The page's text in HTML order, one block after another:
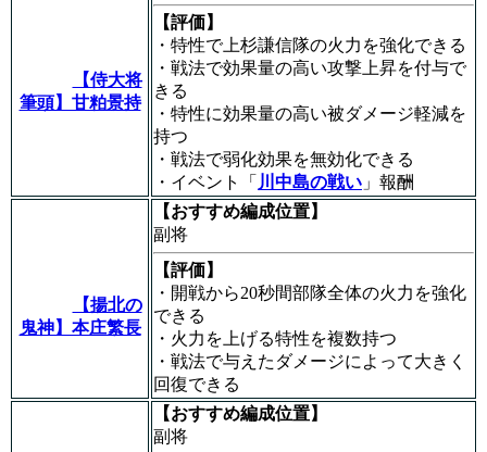
【侍大将
筆頭】甘粕景持
【評価】
・特性で上杉謙信隊の火力を強化できる
・戦法で効果量の高い攻撃上昇を付与で
きる
・特性に効果量の高い被ダメージ軽減を
持つ
・戦法で弱化効果を無効化できる
・イベント「 川中島の戦い 」報酬
【揚北の
鬼神】本庄繁長
【おすすめ編成位置】
副将
【評価】
・開戦から20秒間部隊全体の火力を強化
できる
・火力を上げる特性を複数持つ
・戦法で与えたダメージによって大きく
回復できる
【おすすめ編成位置】
副将